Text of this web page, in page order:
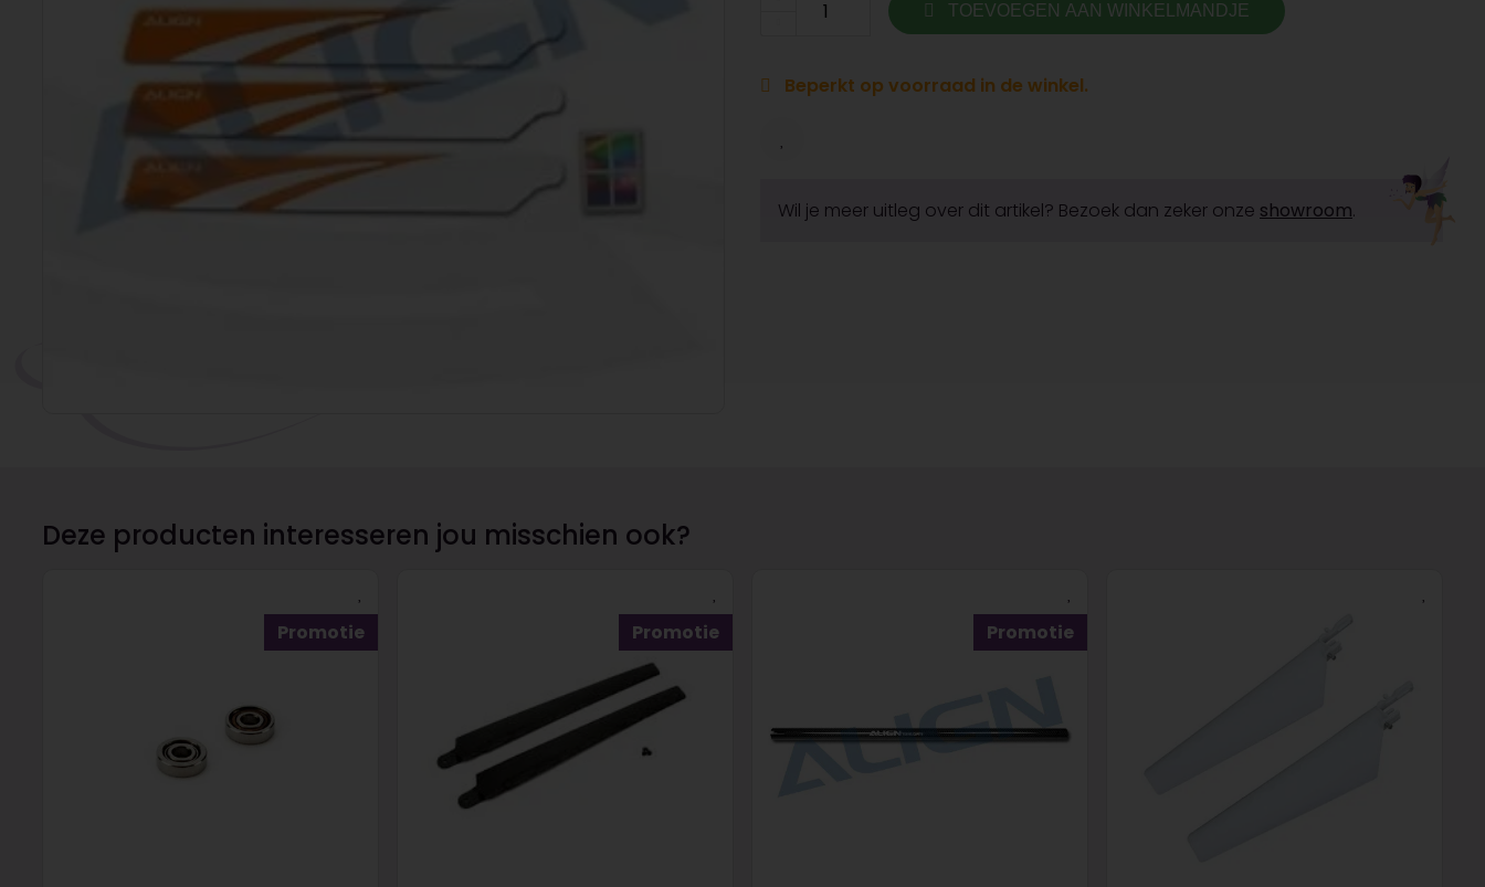
TOEVOEGEN AAN WINKELMANDJE
Beperkt op voorraad in de winkel.
Wil je meer uitleg over dit artikel? Bezoek dan zeker onze showroom.
Deze producten interesseren jou misschien ook?
Promotie Promotie Promotie